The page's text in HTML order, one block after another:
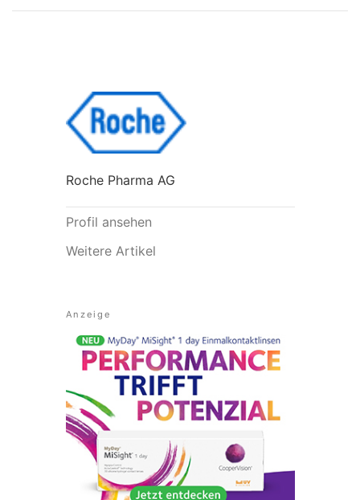
Roche Pharma AG
Profil ansehen
Weitere Artikel